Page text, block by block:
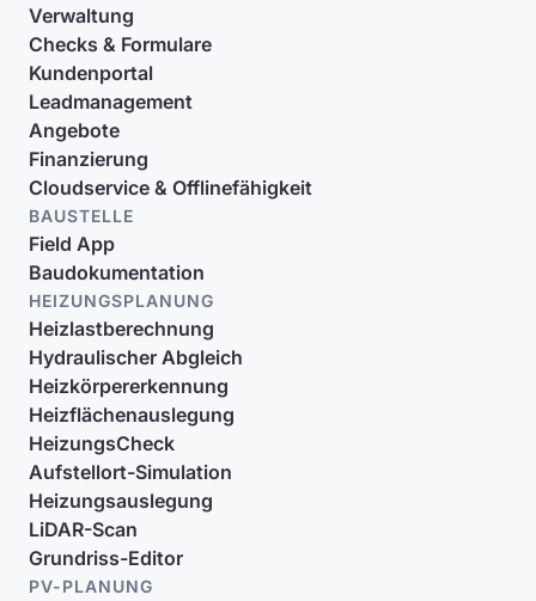
Verwaltung
Checks & Formulare
Kundenportal
Leadmanagement
Angebote
Finanzierung
Cloudservice & Offlinefähigkeit
BAUSTELLE
Field App
Baudokumentation
HEIZUNGSPLANUNG
Heizlastberechnung
Hydraulischer Abgleich
Heizkörpererkennung
Heizflächenauslegung
HeizungsCheck
Aufstellort-Simulation
Heizungsauslegung
LiDAR-Scan
Grundriss-Editor
PV-PLANUNG